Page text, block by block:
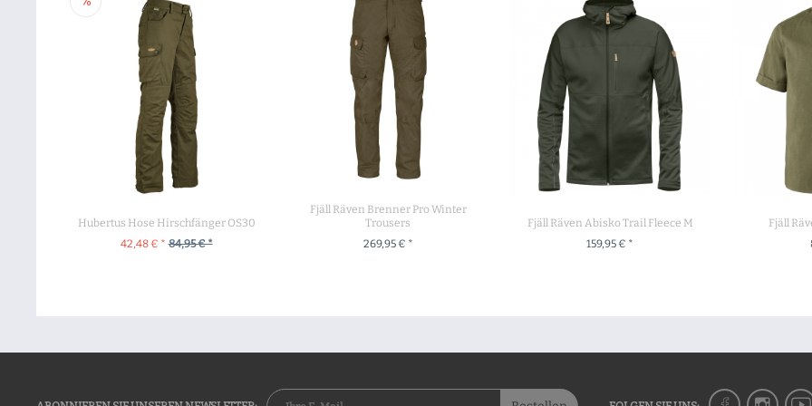
Hubertus Hose Hirschfänger OS30
42,48 € * 84,95 € *
Fjäll Räven Brenner Pro Winter
Trousers
269,95 € *
Fjäll Räven Abisko Trail Fleece M
159,95 € *
Fjäll